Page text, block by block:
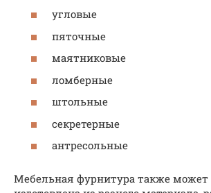
угловые
пяточные
маятниковые
ломберные
штольные
секретерные
антресольные
Мебельная фурнитура также